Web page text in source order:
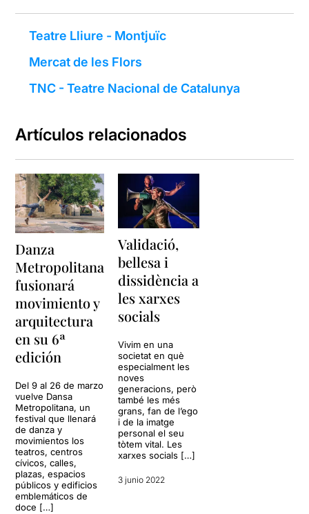
Teatre Lliure - Montjuïc
Mercat de les Flors
TNC - Teatre Nacional de Catalunya
Artículos relacionados
Danza
Metropolitana
fusionará
movimiento y
arquitectura
en su 6ª
edición
Del 9 al 26 de marzo
vuelve Dansa
Metropolitana, un
festival que llenará
de danza y
movimientos los
teatros, centros
cívicos, calles,
plazas, espacios
públicos y edificios
emblemáticos de
doce […]
Validació,
bellesa i
dissidència a
les xarxes
socials
Vivim en una
societat en què
especialment les
noves
generacions, però
també les més
grans, fan de l’ego
i de la imatge
personal el seu
tòtem vital. Les
xarxes socials […]
3 junio 2022